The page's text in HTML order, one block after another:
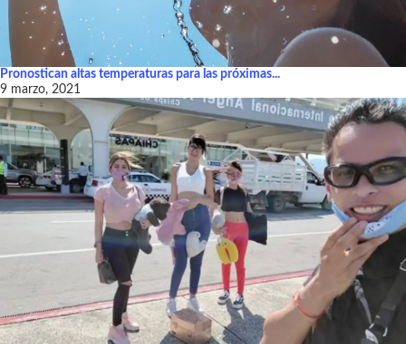
Pronostican altas temperaturas para las próximas...
9 marzo, 2021